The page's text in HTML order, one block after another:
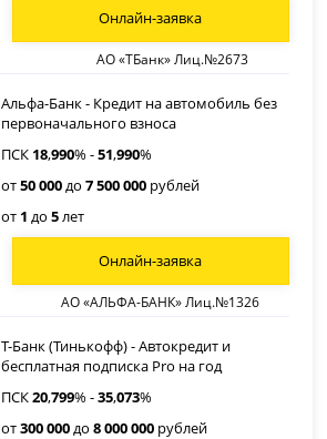
АО «ТБанк» Лиц.№2673
Онлайн-заявка
Альфа-Банк - Кредит на автомобиль без
первоначального взноса
ПСК 18,990% -51,990%
от50 000до7 500 000 рублей
от 1 до5лет
АО «АЛЬФА-БАНК» Лиц.№1326
Онлайн-заявка
Т-Банк (Тинькофф) - Автокредит и
бесплатная подписка Pro на год
ПСК20,799% -35,073%
от300 000до8 000 000 рублей